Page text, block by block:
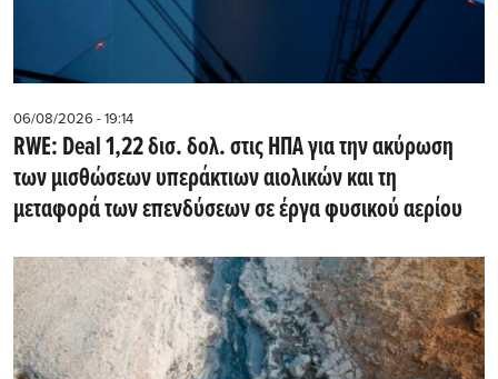
06/08/2026 - 19:14
RWE: Deal 1,22 δισ. δολ. στις ΗΠΑ για την ακύρωση
των μισθώσεων υπεράκτιων αιολικών και τη
μεταφορά των επενδύσεων σε έργα φυσικού αερίου